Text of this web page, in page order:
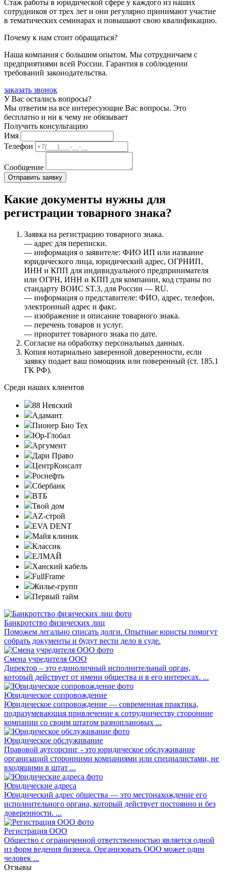
Стаж работы в юридической сфере у каждого из наших
сотрудников от трех лет и они регулярно принимают участие
в тематических семинарах и повышают свою квалификацию.
Почему к нам стоит обращаться?
Наша компания с большим опытом. Мы сотрудничаем с
предприятиями всей России. Гарантия в соблюдении
требований законодательства.
заказать звонок
У Вас остались вопросы?
Мы ответим на все интересующие Вас вопросы. Это
бесплатно и ни к чему не обязывает
Получить консультацию
Имя
Телефон
Сообщение
Какие документы нужны для
регистрации товарного знака?
Заявка на регистрацию товарного знака.
— адрес для переписки.
— информация о заявителе: ФИО ИП или название
юридического лица, юридический адрес, ОГРНИП,
ИНН и КПП для индивидуального предпринимателя
или ОГРН, ИНН и КПП для компании, код страны по
стандарту ВОИС ST.3, для России — RU.
— информация о представителе: ФИО, адрес, телефон,
электронный адрес и факс.
— изображение и описание товарного знака.
— перечень товаров и услуг.
— приоритет товарного знака по дате.
Согласие на обработку персональных данных.
Копия нотариально заверенной доверенности, если
заявку подает ваш помощник или поверенный (ст. 185.1
ГК РФ).
Среди наших клиентов
88 Невский
Адамант
Пионер Био Тех
Юр-Глобал
Аргумент
Дари Право
ЦентрКонсалт
Роснефть
Сбербанк
ВТБ
Твой дом
AZ-строй
EVA DENT
Майя клиник
Классик
ЕЛМАЙ
Ханский кабель
FullFrame
Жилье-групп
Первый тайм
Банкротство физических лиц
Поможем легально списать долги. Опытные юристы помогут
собрать документы и будут вести дело в суде.
Смена учредителя ООО
Директор – это единоличный исполнительный орган,
который действует от имени общества и в его интересах. ...
Юридическое сопровождение
Юридическое сопровождение — современная практика,
подразумевающая привлечение к сотрудничеству сторонние
компании со своим штатом разноплановых ...
Юридическое обслуживание
Правовой аутсорсинг - это юридическое обслуживание
организаций сторонними компаниями или специалистами, не
входящими в штат ...
Юридические адреса
Юридический адрес общества — это местонахождение его
исполнительного органа, который действует постоянно и без
доверенности. ...
Регистрация ООО
Общество с ограниченной ответственностью является одной
из форм ведения бизнеса. Организовать ООО может один
человек ...
Отзывы